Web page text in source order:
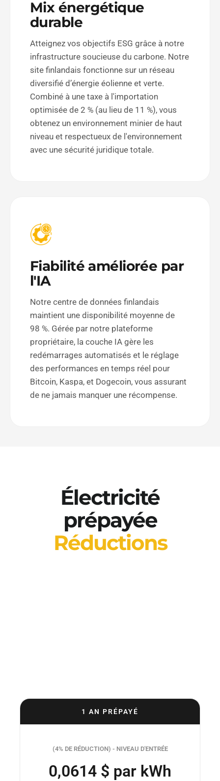
Mix énergétique
durable
Atteignez vos objectifs ESG grâce à notre
infrastructure soucieuse du carbone. Notre
site finlandais fonctionne sur un réseau
diversifié d’énergie éolienne et verte.
Combiné à une taxe à l'importation
optimisée de 2 % (au lieu de 11 %), vous
obtenez un environnement minier de haut
niveau et respectueux de l'environnement
avec une sécurité juridique totale.
Fiabilité améliorée par
l'IA
Notre centre de données finlandais
maintient une disponibilité moyenne de
98 %. Gérée par notre plateforme
propriétaire, la couche IA gère les
redémarrages automatisés et le réglage
des performances en temps réel pour
Bitcoin, Kaspa, et Dogecoin, vous assurant
de ne jamais manquer une récompense.
Électricité
prépayée
Réductions
1 AN PRÉPAYÉ
(4% DE RÉDUCTION) - NIVEAU D'ENTRÉE
0,0614 $ par kWh